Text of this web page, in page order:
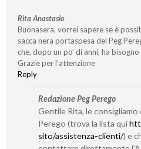
Rita Anastasio
Buonasera, vorrei sapere se è
sacca nera portaspesa del Peg
che, dopo un po’ di anni, ha
Grazie per l’attenzione
Reply
Redazione Peg Perego
Gentile Rita, le
Perego (trova la lista qui
sito/assistenza-clienti/) e